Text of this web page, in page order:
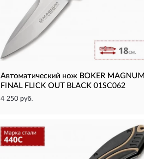
Автоматический нож BOKER MAGNUM
FINAL FLICK OUT BLACK 01SC062
4 250 руб.